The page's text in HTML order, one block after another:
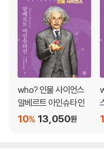
who? 인물 사이언스
알베르트 아인슈타인
13,050원
10%